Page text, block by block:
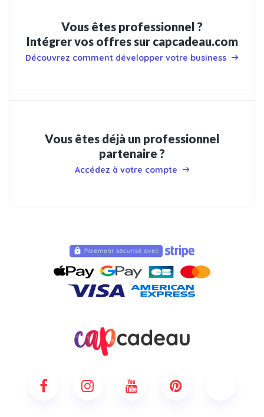
Vous êtes professionnel ?
Intégrer vos offres sur capcadeau.com
Découvrez comment développer votre business
Vous êtes déjà un professionnel
partenaire ?
Accédez à votre compte